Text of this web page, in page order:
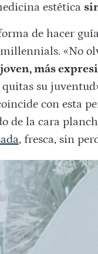
estética
de hacer
«No
más
su
con esta
de la cara
, fresca, sin